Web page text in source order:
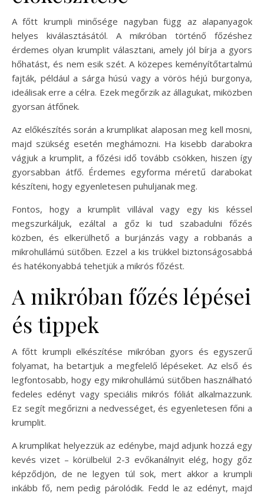
A főtt krumpli minősége nagyban függ az alapanyagok
helyes kiválasztásától. A mikróban történő főzéshez
érdemes olyan krumplit választani, amely jól bírja a gyors
hőhatást, és nem esik szét. A közepes keményítőtartalmú
fajták, például a sárga húsú vagy a vörös héjú burgonya,
ideálisak erre a célra. Ezek megőrzik az állagukat, miközben
gyorsan átfőnek.
Az előkészítés során a krumplikat alaposan meg kell mosni,
majd szükség esetén meghámozni. Ha kisebb darabokra
vágjuk a krumplit, a főzési idő tovább csökken, hiszen így
gyorsabban átfő. Érdemes egyforma méretű darabokat
készíteni, hogy egyenletesen puhuljanak meg.
Fontos, hogy a krumplit villával vagy egy kis késsel
megszurkáljuk, ezáltal a gőz ki tud szabadulni főzés
közben, és elkerülhető a burjánzás vagy a robbanás a
mikrohullámú sütőben. Ezzel a kis trükkel biztonságosabbá
és hatékonyabbá tehetjük a mikrós főzést.
A mikróban főzés lépései
és tippek
A főtt krumpli elkészítése mikróban gyors és egyszerű
folyamat, ha betartjuk a megfelelő lépéseket. Az első és
legfontosabb, hogy egy mikrohullámú sütőben használható
fedeles edényt vagy speciális mikrós fóliát alkalmazzunk.
Ez segít megőrizni a nedvességet, és egyenletesen főni a
krumplit.
A krumplikat helyezzük az edénybe, majd adjunk hozzá egy
kevés vizet – körülbelül 2-3 evőkanálnyit elég, hogy gőz
képződjön, de ne legyen túl sok, mert akkor a krumpli
inkább fő, nem pedig párolódik. Fedd le az edényt, majd